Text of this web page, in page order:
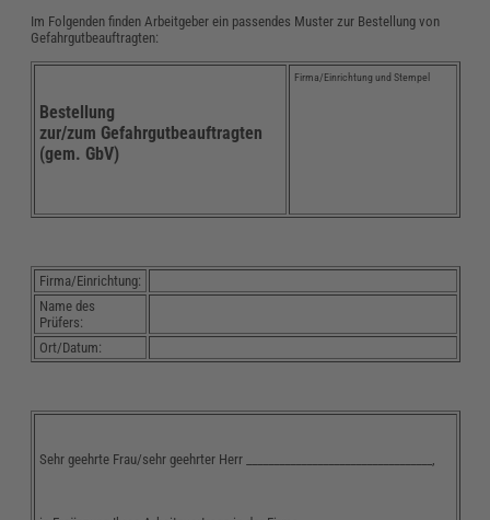
Im Folgenden finden Arbeitgeber ein passendes Muster zur Bestellung von
Gefahrgutbeauftragten:
Bestellung
zur/zum Gefahrgutbeauftragten
(gem. GbV)
Firma/Einrichtung und Stempel
Firma/Einrichtung:
Name des
Prüfers:
Ort/Datum:
Sehr geehrte Frau/sehr geehrter Herr __________________________________,